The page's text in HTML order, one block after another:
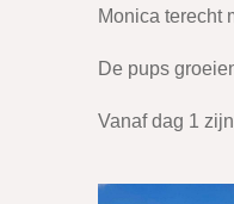
Monica terecht
De pups
Vanaf dag 1